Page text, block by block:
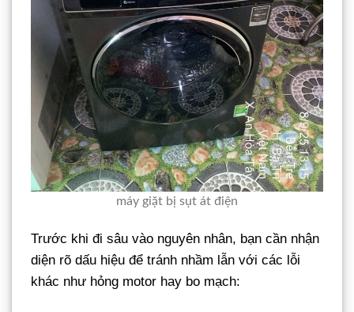
máy giặt bị sụt át điện
Trước khi đi sâu vào nguyên nhân, bạn cần nhận
diện rõ dấu hiệu để tránh nhầm lẫn với các lỗi
khác như hỏng motor hay bo mạch: